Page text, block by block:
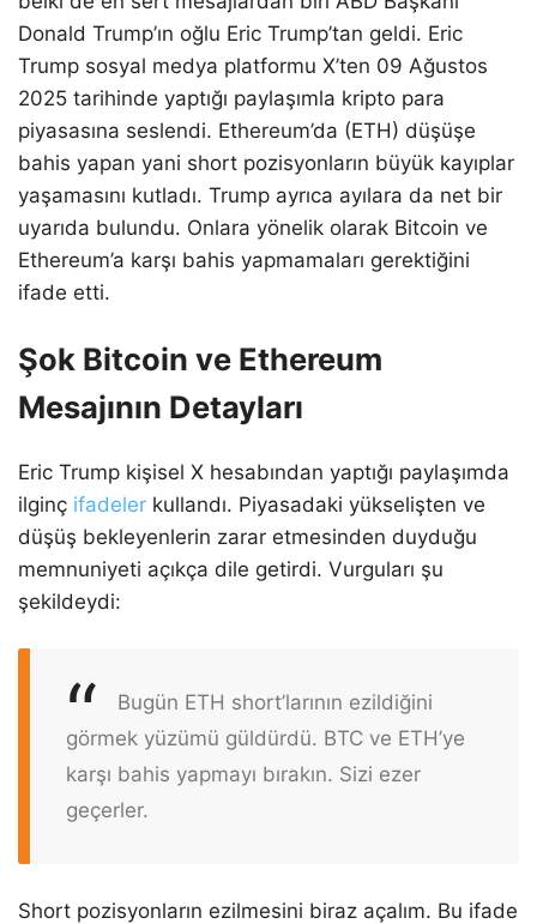
Donald Trump’ın oğlu Eric Trump’tan geldi. Eric
Trump sosyal medya platformu X’ten 09 Ağustos
2025 tarihinde yaptığı paylaşımla kripto para
piyasasına seslendi. Ethereum’da (ETH) düşüşe
bahis yapan yani short pozisyonların büyük kayıplar
yaşamasını kutladı. Trump ayrıca ayılara da net bir
uyarıda bulundu. Onlara yönelik olarak Bitcoin ve
Ethereum’a karşı bahis yapmamaları gerektiğini
ifade etti.
Şok Bitcoin ve Ethereum
Mesajının Detayları
Eric Trump kişisel X hesabından yaptığı paylaşımda
ilginç ifadeler kullandı. Piyasadaki yükselişten ve
düşüş bekleyenlerin zarar etmesinden duyduğu
memnuniyeti açıkça dile getirdi. Vurguları şu
şekildeydi:
Bugün ETH short’larının ezildiğini
görmek yüzümü güldürdü. BTC ve ETH’ye
karşı bahis yapmayı bırakın. Sizi ezer
geçerler.
Short pozisyonların ezilmesini biraz açalım. Bu ifade